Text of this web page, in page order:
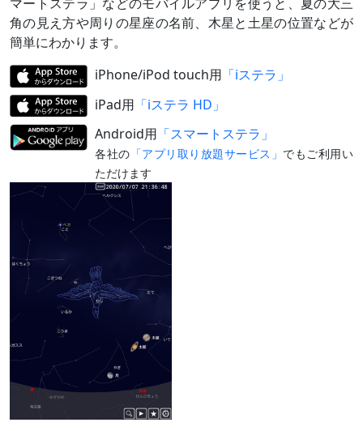
角の見え方や周りの星座の名前、木星と土星の位置などが
簡単にわかります。
iPhone/iPod touch用 「iステラ」
iPad用 「iステラ HD」
Android用 「スマートステラ」
各社の 「アプリ取り放題サービス」 でもご利用い
ただけます